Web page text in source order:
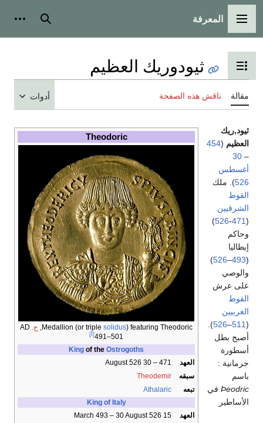
القائمة الرئيسية
المعرفة بحث
تبديل عرض جدول المحتويات
ثيودوريك العظيم
مقالة ناقش هذه الصفحة أدوات
Theodoric
Medallion (or triple solidus) featuring Theodoric, ح. AD
491–501[أ]
King of the Ostrogoths
العهد
471 – 30 August 526
سبقه
Theodemir
تبعه
Athalaric
King of Italy
العهد
15 March 493 – 30 August 526
ثيود,ريك
العظيم (
454
–
30
أغسطس
526). ملك
القوط
الشرقيين
(
471
-
526
)
وحاكم
إيطاليا
(
493
–
526
)
والوصي
على عرش
القوط
الغربيين
(
511
–
526
).
أصبح بطل
أسطورة
جرمانية :
باسم
Þeodric في
الأساطير